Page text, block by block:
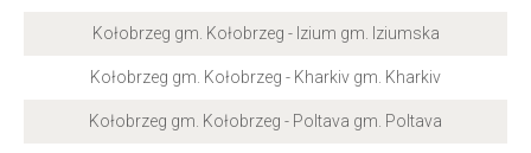
Kołobrzeg gm. Kołobrzeg - Izium gm. Iziumska
Kołobrzeg gm. Kołobrzeg - Kharkiv gm. Kharkiv
Kołobrzeg gm. Kołobrzeg - Poltava gm. Poltava